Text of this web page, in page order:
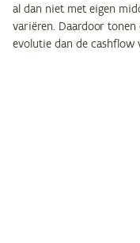
al dan niet met eigen
variëren. Daardoor tonen
evolutie dan de cashflow